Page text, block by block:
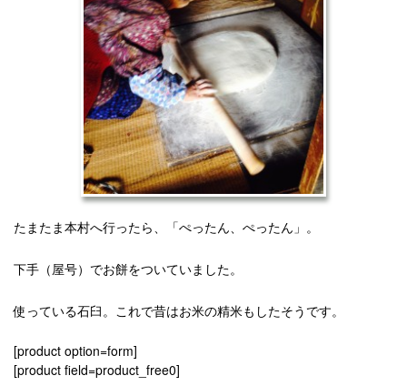
たまたま本村へ行ったら、「ぺったん、ぺったん」。
下手（屋号）でお餅をついていました。
使っている石臼。これで昔はお米の精米もしたそうです。
[product option=form]
[product field=product_free0]